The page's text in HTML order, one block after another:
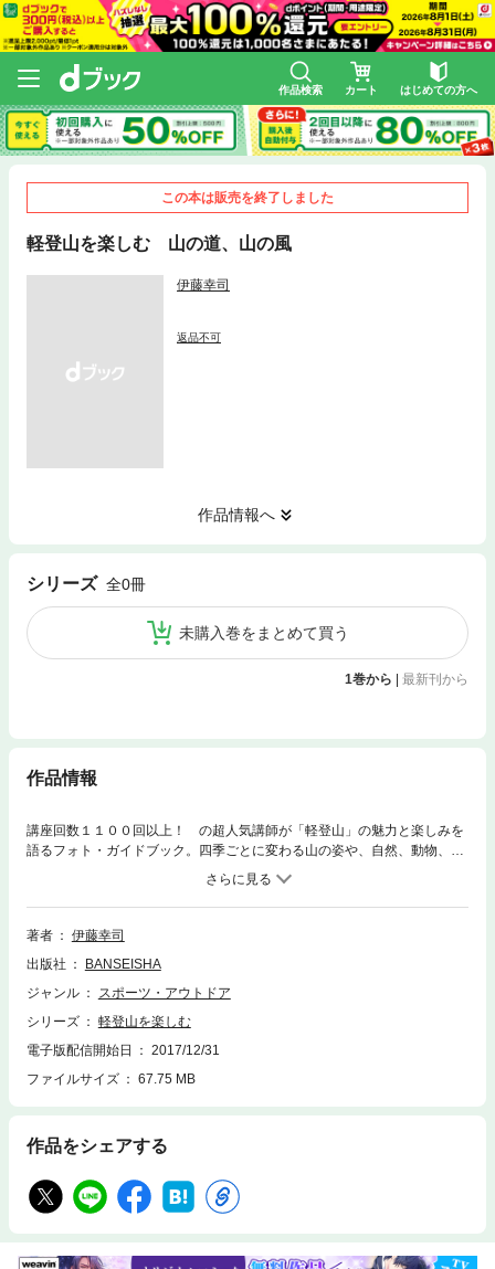
作品検索 カート はじめての方へ
この本は販売を終了しました
軽登山を楽しむ 山の道、山の風
伊藤幸司
返品不可
作品情報へ
シリーズ 全0冊
未購入巻をまとめて買う
1巻から 最新刊から
作品情報
講座回数１１００回以上！ の超人気講師が「軽登山」の魅力と楽しみを
語るフォト・ガイドブック。四季ごとに変わる山の姿や、自然、動物、ブ
ロッケン現象、山小屋の楽しみなど、著者が極めた山の味わいが、名エッ
セイとカラー写真で紹介される。中高年の山歩きの指導書として必須。
著者
伊藤幸司
出版社
BANSEISHA
ジャンル
スポーツ・アウトドア
シリーズ
軽登山を楽しむ
電子版配信開始日
2017/12/31
ファイルサイズ
67.75 MB
作品をシェアする